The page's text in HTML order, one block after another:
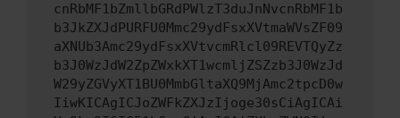
cnRbMF1bZmllbGRdPWlzT3duJnNvcnRbMF1b
b3JkZXJdPURFU0Mmc29ydFsxXVtmaWVsZF09
aXNUb3Amc29ydFsxXVtvcmRlcl09REVTQyZz
b3J0WzJdW2ZpZWxkXT1wcmljZSZzb3J0WzJd
W29yZGVyXT1BU0MmbGltaXQ9MjAmc2tpcD0w
IiwKICAgICJoZWFkZXJzIjoge30sCiAgICAi